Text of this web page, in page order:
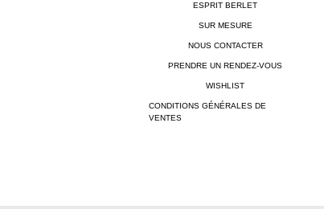
ESPRIT BERLET
SUR MESURE
NOUS CONTACTER
PRENDRE UN RENDEZ-VOUS
WISHLIST
CONDITIONS GÉNÉRALES DE
VENTES